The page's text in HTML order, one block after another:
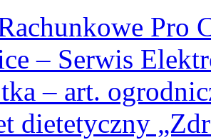
Pro
– Serwis
– art.
dietetyczny